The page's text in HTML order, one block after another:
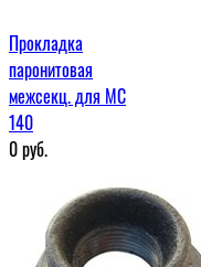
Прокладка
паронитовая
межсекц. для МС
140
0руб.